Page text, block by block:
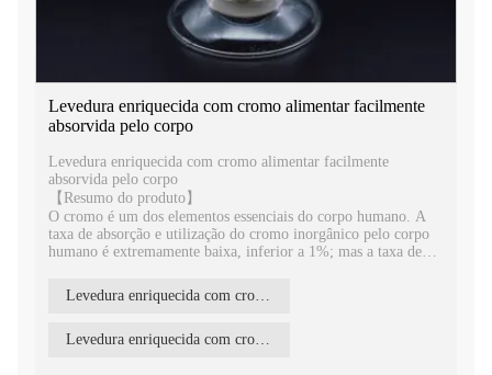
Levedura enriquecida com cromo alimentar facilmente
absorvida pelo corpo
Levedura enriquecida com cromo alimentar facilmente
absorvida pelo corpo
【Resumo do produto】
O cromo é um dos elementos essenciais do corpo humano. A
taxa de absorção e utilização do cromo inorgânico pelo corpo
humano é extremamente baixa, inferior a 1%; mas a taxa de
10-25%. Levedura enriquecida com cromo é baseada em S.
cerevisiae comestível, então adiciona cromo inorgânico, que
forma através do abundante sistema de enzimas em células de